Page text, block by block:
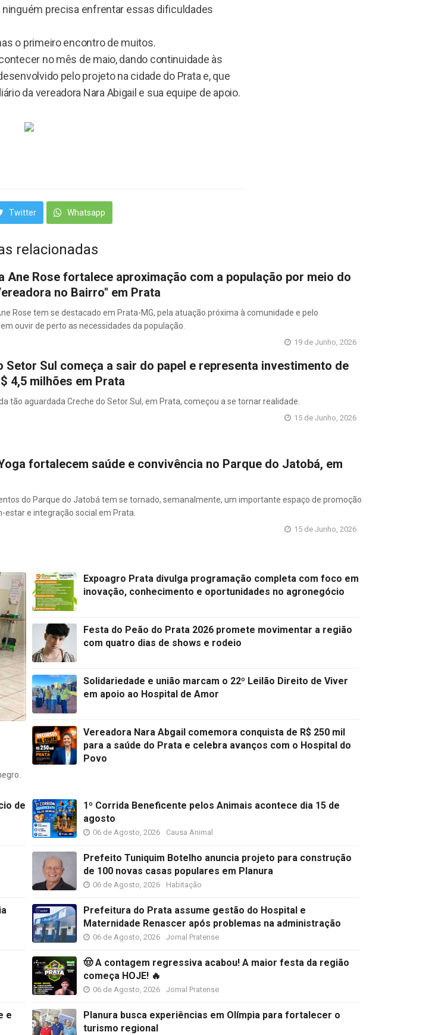
precisa enfrentar essas dificuldades
o primeiro encontro de muitos.
no mês de maio, dando continuidade às
pelo projeto na cidade do Prata e, que
da vereadora Nara Abigail e sua equipe de apoio.
Twitter Whatsapp
relacionadas
Ane Rose fortalece aproximação com a população por meio do
no Bairro" em Prata
Rose tem se destacado em Prata-MG, pela atuação próxima à comunidade e pelo
ouvir de perto as necessidades da população.
19 de Junho, 2026
Setor Sul começa a sair do papel e representa investimento de
4,5 milhões em Prata
tão aguardada Creche do Setor Sul, em Prata, começou a se tornar realidade.
15 de Junho, 2026
fortalecem saúde e convivência no Parque do Jatobá, em
do Parque do Jatobá tem se tornado, semanalmente, um importante espaço de promoção
estar e integração social em Prata.
15 de Junho, 2026
Expoagro Prata divulga programação completa com foco em
inovação, conhecimento e oportunidades no agronegócio
Festa do Peão do Prata 2026 promete movimentar a região
com quatro dias de shows e rodeio
Solidariedade e união marcam o 22º Leilão Direito de Viver
em apoio ao Hospital de Amor
Vereadora Nara Abgail comemora conquista de R$ 250 mil
para a saúde do Prata e celebra avanços com o Hospital do
Povo
de
e
1º Corrida Beneficente pelos Animais acontece dia 15 de
agosto
06 de Agosto, 2026 Causa Animal
Prefeito Tuniquim Botelho anuncia projeto para construção
de 100 novas casas populares em Planura
06 de Agosto, 2026 Habitação
Prefeitura do Prata assume gestão do Hospital e
Maternidade Renascer após problemas na administração
06 de Agosto, 2026 Jornal Pratense
🤠 A contagem regressiva acabou! A maior festa da região
começa HOJE! 🔥
06 de Agosto, 2026 Jornal Pratense
Planura busca experiências em Olímpia para fortalecer o
turismo regional